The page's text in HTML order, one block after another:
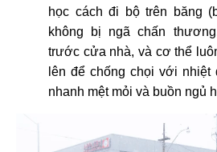
học cách đi bộ trên băng
không bị ngã chấn
trước cửa nhà, và cơ thể
lên để chống chọi với nhiệt
nhanh mệt mỏi và buồn ngủ